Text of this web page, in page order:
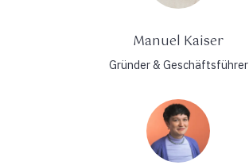
Manuel Kaiser
Gründer & Geschäftsführer